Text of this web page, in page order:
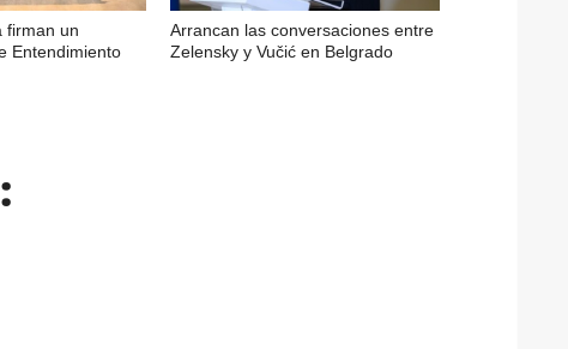
firman un
Entendimiento
Arrancan las conversaciones entre
Zelensky y Vučić en Belgrado